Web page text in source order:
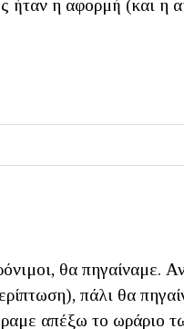
η αφορμή (και η
θα πηγαίναμε.
πάλι θα
απέξω το ωράριο